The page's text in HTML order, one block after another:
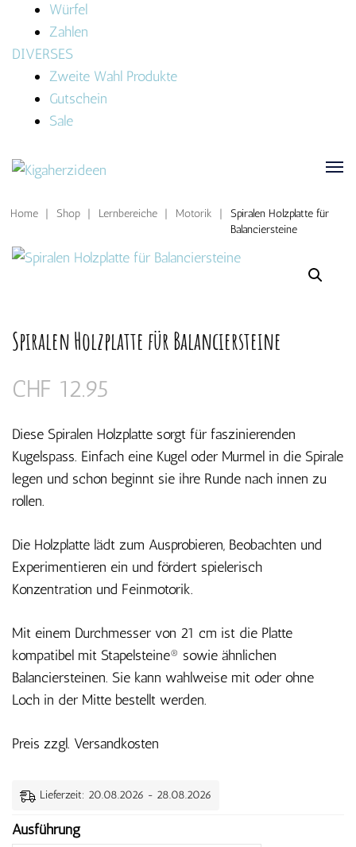
Würfel
Zahlen
DIVERSES
Zweite Wahl Produkte
Gutschein
Sale
Home | Shop | Lernbereiche | Motorik |
Spiralen Holzplatte für
Balanciersteine
Spiralen Holzplatte für Balanciersteine
CHF 12.95
Diese Spiralen Holzplatte sorgt für faszinierenden
Kugelspass. Einfach eine Kugel oder Murmel in die Spirale
legen und schon beginnt sie ihre Runde nach innen zu
rollen.
Die Holzplatte lädt zum Ausprobieren, Beobachten und
Experimentieren ein und fördert spielerisch
Konzentration und Feinmotorik.
Mit einem Durchmesser von 21 cm ist die Platte
kompatibel mit Stapelsteine® sowie ähnlichen
Balanciersteinen. Sie kann wahlweise mit oder ohne
Loch in der Mitte bestellt werden.
Preis zzgl. Versandkosten
Lieferzeit: 20.08.2026 - 28.08.2026
Ausführung